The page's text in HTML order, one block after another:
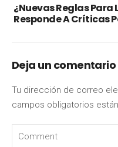
¿Nuevas Reglas Para
Responde A Críticas
Deja un comentario
Tu dirección de correo
campos obligatorios